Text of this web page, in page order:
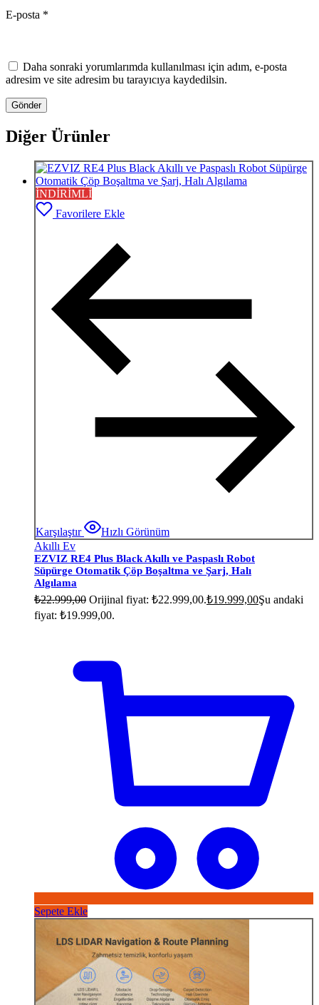
E-posta *
Daha sonraki yorumlarımda kullanılması için adım, e-posta
adresim ve site adresim bu tarayıcıya kaydedilsin.
Diğer Ürünler
İNDİRİMLİ
Favorilere Ekle
Karşılaştır
Hızlı Görünüm
Akıllı Ev
EZVIZ RE4 Plus Black Akıllı ve Paspaslı Robot
Süpürge Otomatik Çöp Boşaltma ve Şarj, Halı
Algılama
₺22.999,00 Orijinal fiyat: ₺22.999,00.₺19.999,00Şu andaki
fiyat: ₺19.999,00.
Sepete Ekle